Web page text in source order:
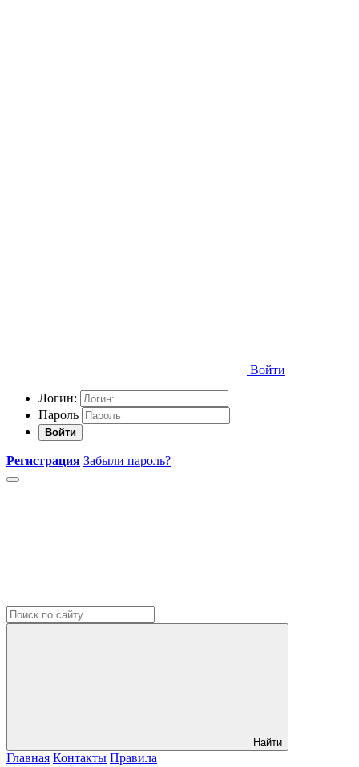
Войти
Логин:
Пароль
Войти
Регистрация Забыли пароль?
Найти
Главная Контакты Правила